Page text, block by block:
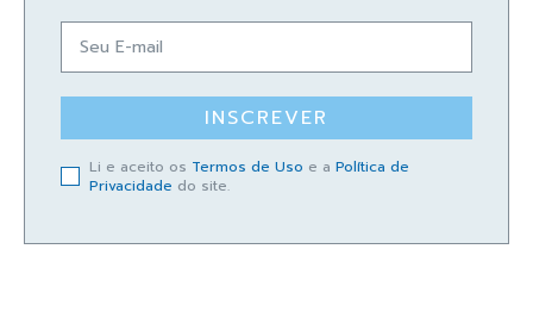
INSCREVER
Li e aceito os Termos de Uso e a Política de
Privacidade do site.